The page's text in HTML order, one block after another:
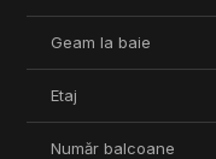
Geam la baie
Etaj
Număr balcoane